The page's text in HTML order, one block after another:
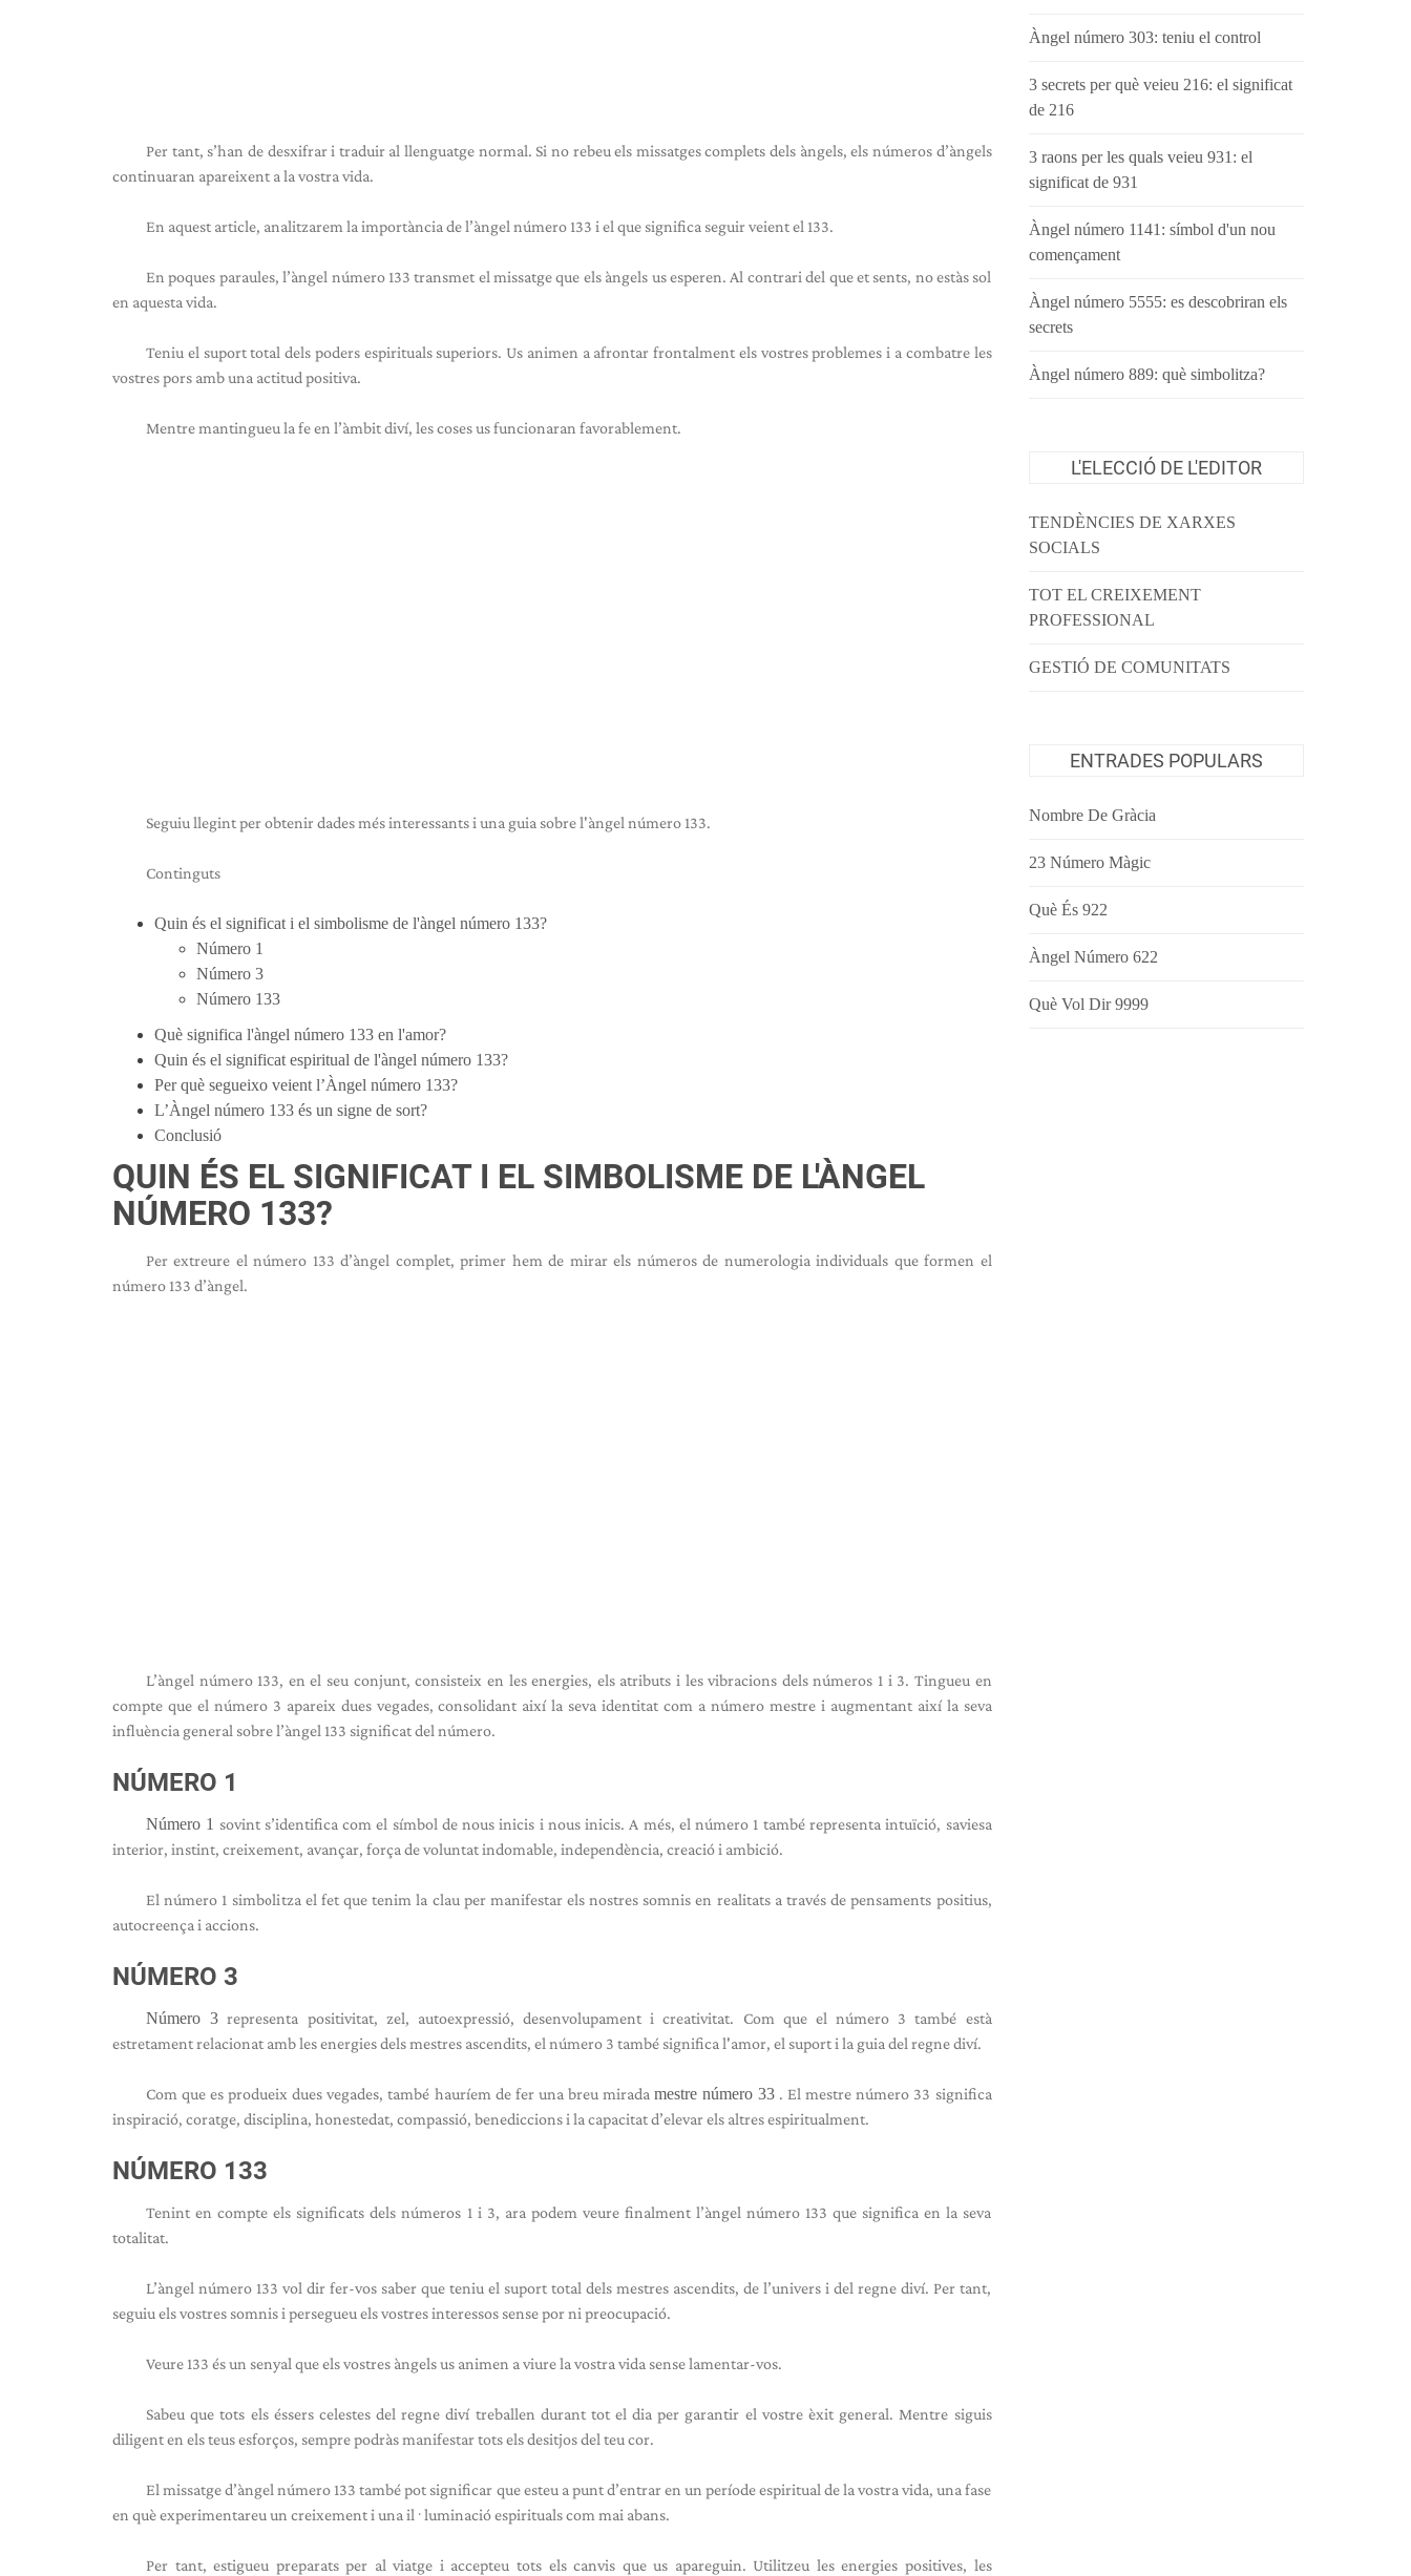
Per tant, s’han de desxifrar i traduir al llenguatge normal. Si no rebeu els missatges complets dels àngels, els números d’àngels
continuaran apareixent a la vostra vida.
En aquest article, analitzarem la importància de l’àngel número 133 i el que significa seguir veient el 133.
En poques paraules, l’àngel número 133 transmet el missatge que els àngels us esperen. Al contrari del que et sents, no estàs sol
en aquesta vida.
Teniu el suport total dels poders espirituals superiors. Us animen a afrontar frontalment els vostres problemes i a combatre les
vostres pors amb una actitud positiva.
Mentre mantingueu la fe en l’àmbit diví, les coses us funcionaran favorablement.
Seguiu llegint per obtenir dades més interessants i una guia sobre l'àngel número 133.
Continguts
Quin és el significat i el simbolisme de l'àngel número 133?
Número 1
Número 3
Número 133
Què significa l'àngel número 133 en l'amor?
Quin és el significat espiritual de l'àngel número 133?
Per què segueixo veient l’Àngel número 133?
L’Àngel número 133 és un signe de sort?
Conclusió
QUIN ÉS EL SIGNIFICAT I EL SIMBOLISME DE L'ÀNGEL
NÚMERO 133?
Per extreure el número 133 d’àngel complet, primer hem de mirar els números de numerologia individuals que formen el
número 133 d’àngel.
L’àngel número 133, en el seu conjunt, consisteix en les energies, els atributs i les vibracions dels números 1 i 3. Tingueu en
compte que el número 3 apareix dues vegades, consolidant així la seva identitat com a número mestre i augmentant així la seva
influència general sobre l’àngel 133 significat del número.
NÚMERO 1
Número 1 sovint s’identifica com el símbol de nous inicis i nous inicis. A més, el número 1 també representa intuïció, saviesa
interior, instint, creixement, avançar, força de voluntat indomable, independència, creació i ambició.
El número 1 simbolitza el fet que tenim la clau per manifestar els nostres somnis en realitats a través de pensaments positius,
autocreença i accions.
NÚMERO 3
Número 3 representa positivitat, zel, autoexpressió, desenvolupament i creativitat. Com que el número 3 també està
estretament relacionat amb les energies dels mestres ascendits, el número 3 també significa l'amor, el suport i la guia del regne diví.
Com que es produeix dues vegades, també hauríem de fer una breu mirada mestre número 33 . El mestre número 33 significa
inspiració, coratge, disciplina, honestedat, compassió, benediccions i la capacitat d’elevar els altres espiritualment.
NÚMERO 133
Tenint en compte els significats dels números 1 i 3, ara podem veure finalment l’àngel número 133 que significa en la seva
totalitat.
L’àngel número 133 vol dir fer-vos saber que teniu el suport total dels mestres ascendits, de l’univers i del regne diví. Per tant,
seguiu els vostres somnis i persegueu els vostres interessos sense por ni preocupació.
Veure 133 és un senyal que els vostres àngels us animen a viure la vostra vida sense lamentar-vos.
Sabeu que tots els éssers celestes del regne diví treballen durant tot el dia per garantir el vostre èxit general. Mentre siguis
diligent en els teus esforços, sempre podràs manifestar tots els desitjos del teu cor.
El missatge d’àngel número 133 també pot significar que esteu a punt d’entrar en un període espiritual de la vostra vida, una fase
en què experimentareu un creixement i una il·luminació espirituals com mai abans.
Per tant, estigueu preparats per al viatge i accepteu tots els canvis que us apareguin. Utilitzeu les energies positives, les
Àngel número 303: teniu el control
3 secrets per què veieu 216: el significat
de 216
3 raons per les quals veieu 931: el
significat de 931
Àngel número 1141: símbol d'un nou
començament
Àngel número 5555: es descobriran els
secrets
Àngel número 889: què simbolitza?
L'ELECCIÓ DE L'EDITOR
TENDÈNCIES DE XARXES
SOCIALS
TOT EL CREIXEMENT
PROFESSIONAL
GESTIÓ DE COMUNITATS
ENTRADES POPULARS
Nombre De Gràcia
23 Número Màgic
Què És 922
Àngel Número 622
Què Vol Dir 9999